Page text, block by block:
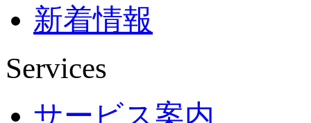
新着情報
Services
サービス案内